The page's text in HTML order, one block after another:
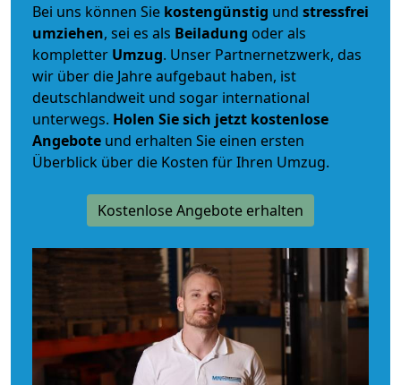
Bei uns können Sie kostengünstig und stressfrei
umziehen, sei es als Beiladung oder als
kompletter Umzug. Unser Partnernetzwerk, das
wir über die Jahre aufgebaut haben, ist
deutschlandweit und sogar international
unterwegs. Holen Sie sich jetzt kostenlose
Angebote und erhalten Sie einen ersten
Überblick über die Kosten für Ihren Umzug.
Kostenlose Angebote erhalten